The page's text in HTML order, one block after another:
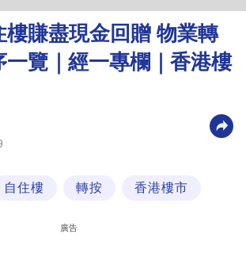
樓賺盡現金回贈 物業轉
一覽｜經一專欄｜香港樓
自住樓 轉按 香港樓市
廣告